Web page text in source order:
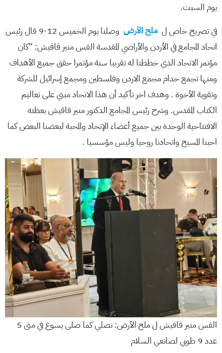
يوم السبت.
في تصريح خاص ل ملح الأرض
وصلنا يوم الخميس 12-9 قال رئيس
اتحاد المجامع في الأردن والأراضي المقدسة القس منير قاقيش: “كان
مؤتمر الاتحاد الذي خططنا له تقريبا سنة مؤتمرا حقق جميع الأهداف
ومنها تجمع خدام مجمع الاردن وفلسطين ومجمع إسرائيل للشركة
وتقوية الأخوة . وهدف اخر تأكيد أن هذا الاتحاد مبني على تعاليم
الكتاب المقدس. وشرح رئيس المجامع الدكتور منير قاقيش بعظته
الافتتاحية الوحدة بين جميع أعضاء الإتحاد والمحبة لبعضنا البعض كما
احبنا المسيح واتحادنا روحيا وليس مؤسسيا .
القس منير قاقيش ل ملح الأرض: نصلي كما صلى يسوع في متى 5
عدد 9 طوبي لصانعي السلام